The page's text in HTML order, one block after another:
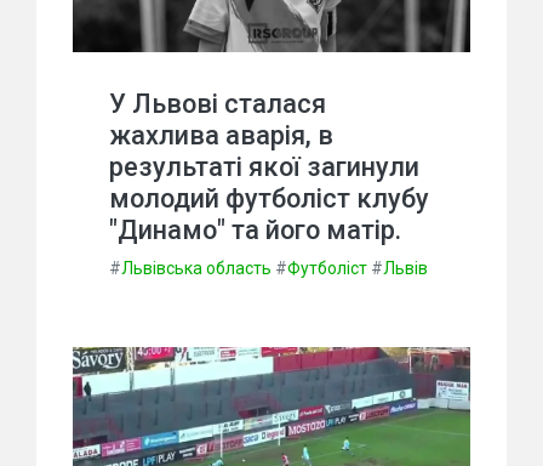
У Львові сталася
жахлива аварія, в
результаті якої загинули
молодий футболіст клубу
"Динамо" та його матір.
#Львівська область #Футболіст #Львів